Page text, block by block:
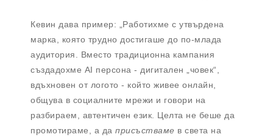
Кевин дава пример: „Работихме с утвърдена
марка, която трудно достигаше до по-млада
аудитория. Вместо традиционна кампания
създадохме AI персона - дигитален „човек“,
вдъхновен от логото - който живее онлайн,
общува в социалните мрежи и говори на
разбираем, автентичен език. Целта не беше да
промотираме, а да присъстваме в света на